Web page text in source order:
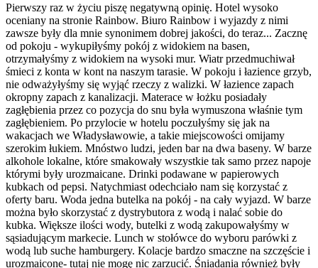
Pierwszy raz w życiu piszę negatywną opinię. Hotel wysoko
oceniany na stronie Rainbow. Biuro Rainbow i wyjazdy z nimi
zawsze były dla mnie synonimem dobrej jakości, do teraz... Zacznę
od pokoju - wykupiłyśmy pokój z widokiem na basen,
otrzymałyśmy z widokiem na wysoki mur. Wiatr przedmuchiwał
śmieci z konta w kont na naszym tarasie. W pokoju i łazience grzyb,
nie odważyłyśmy się wyjąć rzeczy z walizki. W łazience zapach
okropny zapach z kanalizacji. Materace w łożku posiadały
zagłębienia przez co pozycja do snu była wymuszona właśnie tym
zagłębieniem. Po przylocie w hotelu poczułyśmy się jak na
wakacjach we Władysławowie, a takie miejscowości omijamy
szerokim łukiem. Mnóstwo ludzi, jeden bar na dwa baseny. W barze
alkohole lokalne, które smakowały wszystkie tak samo przez napoje
którymi były urozmaicane. Drinki podawane w papierowych
kubkach od pepsi. Natychmiast odechciało nam się korzystać z
oferty baru. Woda jedna butelka na pokój - na cały wyjazd. W barze
można było skorzystać z dystrybutora z wodą i nalać sobie do
kubka. Większe ilości wody, butelki z wodą zakupowałyśmy w
sąsiadującym markecie. Lunch w stołówce do wyboru parówki z
wodą lub suche hamburgery. Kolacje bardzo smaczne na szczęście i
urozmaicone- tutaj nie mogę nic zarzucić. Śniadania również były